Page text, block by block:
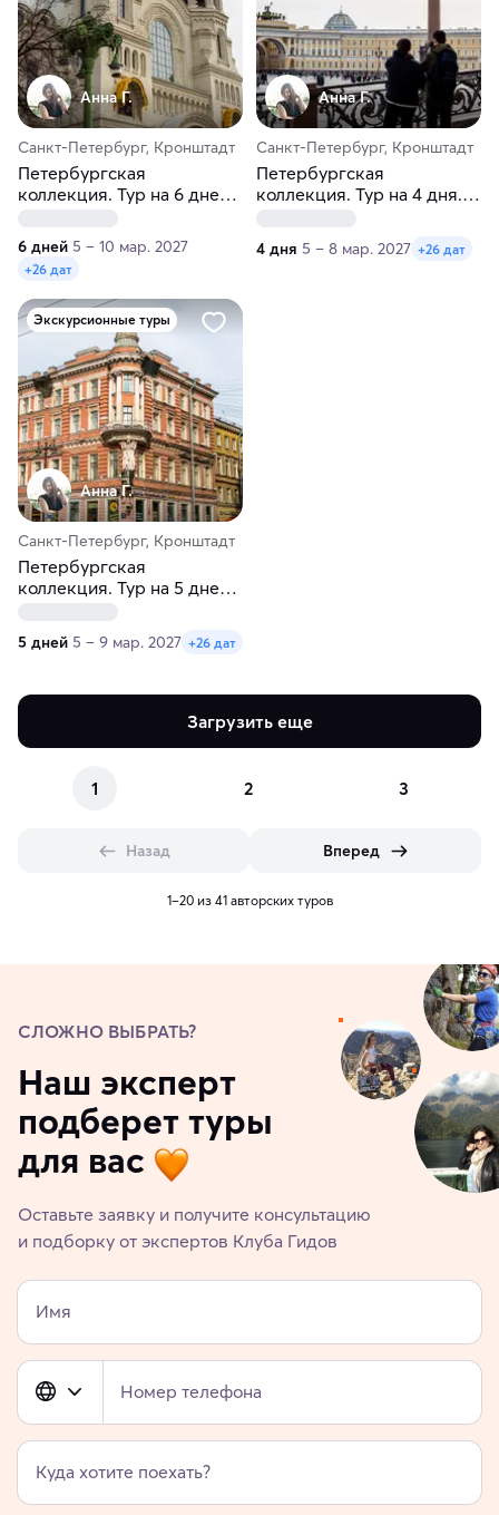
Анна Г.
Санкт-Петербург, Кронштадт
Петербургская
коллекция. Тур на 6 дней.
6 дней 5 – 10 мар. 2027
+26 дат
Анна Г.
Санкт-Петербург, Кронштадт
Петербургская
коллекция. Тур на 4 дня.
4 дня 5 – 8 мар. 2027 +26 дат
Экскурсионные туры
Анна Г.
Санкт-Петербург, Кронштадт
Петербургская
коллекция. Тур на 5 дней.
5 дней 5 – 9 мар. 2027 +26 дат
Загрузить еще
1 2 3
Назад Вперед
1–20 из 41 авторских туров
СЛОЖНО ВЫБРАТЬ?
Наш эксперт
подберет туры
для вас
Оставьте заявку и получите консультацию
и подборку от экспертов Клуба Гидов
Имя
Номер телефона
Куда хотите поехать?